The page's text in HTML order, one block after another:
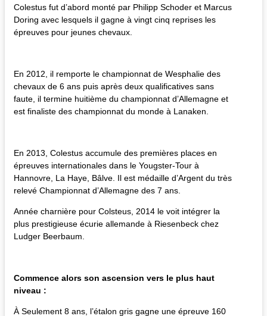
Colestus fut d’abord monté par Philipp Schoder et Marcus
Doring avec lesquels il gagne à vingt cinq reprises les
épreuves pour jeunes chevaux.
En 2012, il remporte le championnat de Wesphalie des
chevaux de 6 ans puis après deux qualificatives sans
faute, il termine huitième du championnat d’Allemagne et
est finaliste des championnat du monde à Lanaken.
En 2013, Colestus accumule des premières places en
épreuves internationales dans le Yougster-Tour à
Hannovre, La Haye, Bâlve. Il est médaille d’Argent du très
relevé Championnat d’Allemagne des 7 ans.
Année charnière pour Colsteus, 2014 le voit intégrer la
plus prestigieuse écurie allemande à Riesenbeck chez
Ludger Beerbaum.
Commence alors son ascension vers le plus haut
niveau :
À Seulement 8 ans, l’étalon gris gagne une épreuve 160